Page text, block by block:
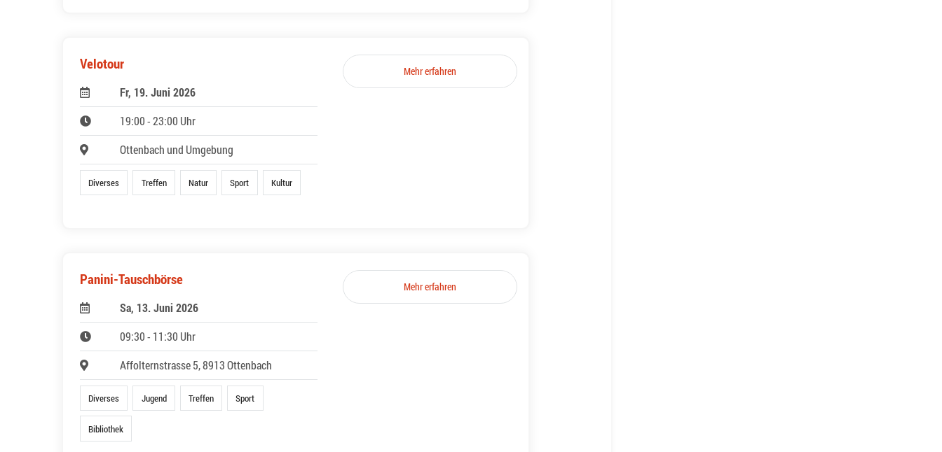
Velotour
Fr, 19. Juni 2026
19:00 - 23:00 Uhr
Ottenbach und Umgebung
Diverses Treffen Natur Sport Kultur
Mehr erfahren
Panini-Tauschbörse
Sa, 13. Juni 2026
09:30 - 11:30 Uhr
Affolternstrasse 5, 8913 Ottenbach
Diverses Jugend Treffen Sport
Bibliothek
Mehr erfahren